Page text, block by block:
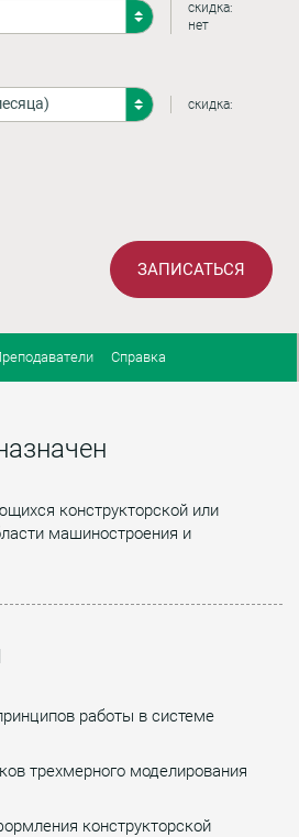
скидка:
нет
скидка:
ЗАПИСАТЬСЯ
Справка
конструкторской или
машиностроения и
работы в системе
трехмерного моделирования
конструкторской